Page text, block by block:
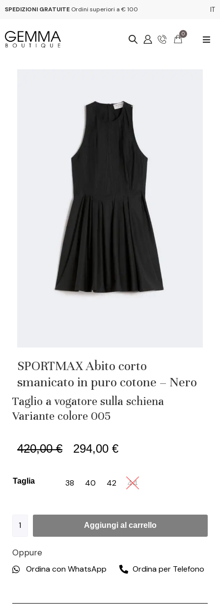
SPEDIZIONI GRATUITE Ordini superiori a € 100 IT
0
SPORTMAX Abito corto
smanicato in puro cotone – Nero
Taglio a vogatore sulla schiena
Variante colore 005
420,00€ 294,00 €
Taglia 38 40 42 44
Aggiungi al carrello
Oppure
Ordina con WhatsApp Ordina per Telefono